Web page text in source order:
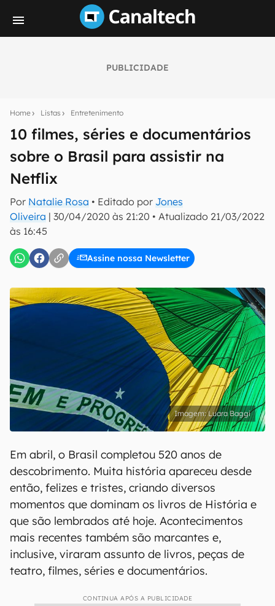
PUBLICIDADE
Home Listas Entretenimento
10 filmes, séries e documentários
sobre o Brasil para assistir na
Netflix
Por Natalie Rosa • Editado por Jones
Oliveira | 30/04/2020 às 21:20 • Atualizado 21/03/2022
às 16:45
Assine nossa Newsletter
notícias e reviews sobre tecnologia em primeira
mão.
E-mail
inscreva-se
Uso e Política de Privacidade do Canaltech.
Luara Baggi
Em abril, o Brasil completou 520 anos de
descobrimento. Muita história apareceu desde
então, felizes e tristes, criando diversos
momentos que dominam os livros de História e
que são lembrados até hoje. Acontecimentos
mais recentes também são marcantes e,
inclusive, viraram assunto de livros, peças de
teatro, filmes, séries e documentários.
CONTINUA APÓS A PUBLICIDADE